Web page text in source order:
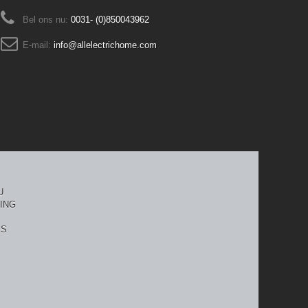
Bel ons nu: 0031- (0)850043962
E-mail: info@allelectrichome.com